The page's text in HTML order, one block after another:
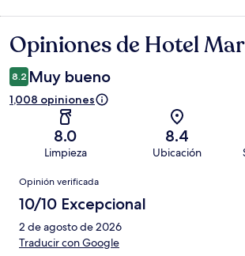
Opiniones
Opiniones de Hotel
8.2 Muy bueno
1,008 opiniones
8.0
Limpieza
8.4
Ubicación
Opiniones
Opinión verificada
10/10 Excepcional
2 de agosto de 2026
Traducir con Google